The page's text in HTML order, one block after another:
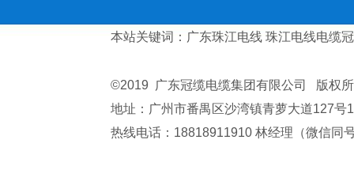
本站关键词： 广东珠江电线 珠江电线电缆
©2019 广东冠缆电缆集团有限公司 版权
地址：广州市番禺区沙湾镇青萝大道127
热线电话：18818911910 林经理（微信同